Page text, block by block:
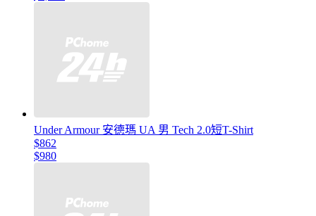
Under Armour 安德瑪 UA 男 Tech 2.0短T-Shirt
$862
$980